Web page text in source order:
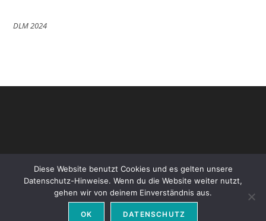
DLM 2024
Datenschutz Impressum
Diese Website benutzt Cookies und es gelten unsere
Datenschutz-Hinweise. Wenn du die Website weiter nutzt,
gehen wir von deinem Einverständnis aus.
OK DATENSCHUTZ